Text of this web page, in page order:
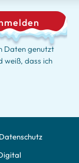
Daten genutzt
weiß, dass ich
Datenschutz